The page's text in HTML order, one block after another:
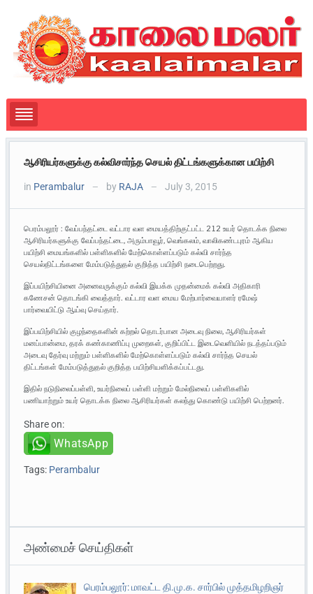
ஆசிரியர்களுக்கு கல்விசார்ந்த செயல் திட்டங்களுக்கான பயிற்சி
in Perambalur — by RAJA — July 3, 2015
பெரம்பலூர் : வேப்பந்தட்டை வட்டார வள மையத்திற்குட்பட்ட 212 உயர் தொடக்க நிலை
ஆசிரியர்களுக்கு வேப்பந்தட்டை, அரும்பாவூர், வெங்கலம், வாலிகண்டபுரம் ஆகிய
பயிற்சி மையங்களில் பள்ளிகளில் மேற்கொள்ளப்படும் கல்வி சார்ந்த
செயல்திட்டங்களை மேம்படுத்துதல் குறித்த பயிற்சி நடைபெற்றது.
இப்பயிற்சியினை அனைவருக்கும் கல்வி இயக்க முதன்மைக் கல்வி அதிகாரி
கணேசன் தொடங்கி வைத்தார். வட்டார வள மைய மேற்பார்வையாளர் ரமேஷ்
பார்வையிட்டு ஆய்வு செய்தார்.
இப்பயிற்சியில் குழந்தைகளின் கற்றல் தொடர்பான அடைவு நிலை, ஆசிரியர்கள்
மனப்பான்மை, தரக் கண்காணிப்பு முறைகள், குறிப்பிட்ட இடைவெளியில் நடத்தப்படும்
அடைவு தேர்வு மற்றும் பள்ளிகளில் மேற்கொள்ளப்படும் கல்வி சார்ந்த செயல்
திட்டங்கள் மேம்படுத்துதல் குறித்த பயிற்சியளிக்கப்பட்டது.
இதில் நடுநிலைப்பள்ளி, உயர்நிலைப் பள்ளி மற்றும் மேல்நிலைப் பள்ளிகளில்
பணியாற்றும் உயர் தொடக்க நிலை ஆசிரியர்கள் கலந்து கொண்டு பயிற்சி பெற்றனர்.
Share on:
WhatsApp
Tags: Perambalur
அண்மைச் செய்திகள்
பெரம்பலூர்: மாவட்ட தி.மு.க. சார்பில் முத்தமிழறிஞர்